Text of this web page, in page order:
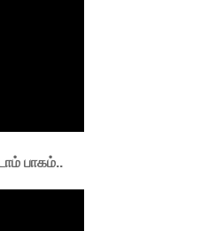
பாகம்..